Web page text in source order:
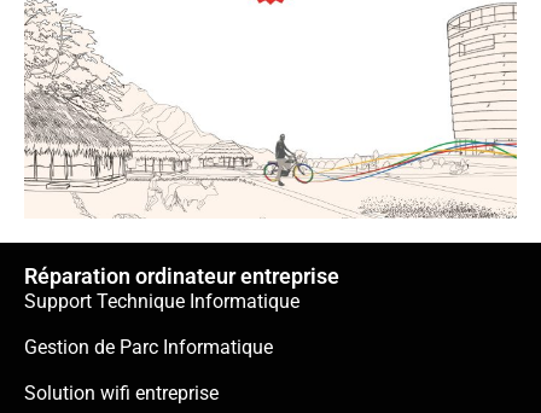
Réparation ordinateur entreprise
Support Technique Informatique
Gestion de Parc Informatique
Solution wifi entreprise